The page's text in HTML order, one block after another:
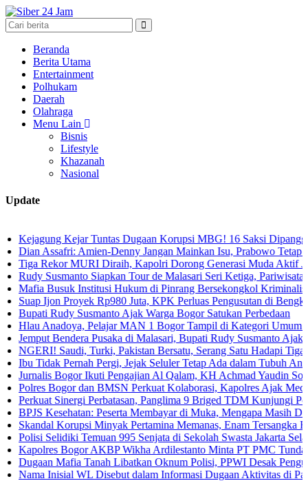
Beranda
Berita Utama
Entertainment
Polhukam
Daerah
Olahraga
Menu Lain
Bisnis
Lifestyle
Khazanah
Nasional
Update
Kejar Tuntas Dugaan Korupsi MBG! 16 Saksi Dipanggil, Dari
Amien-Denny Jangan Mainkan Isu, Prabowo Tetap
MURI Diraih, Kapolri Dorong Generasi Muda Aktif Jaga
Siapkan Tour de Malasari Seri Ketiga, Pariwisata Malasari
Busuk Institusi Hukum di Pinrang Bersekongkol Kriminalisasi Andi
Proyek Rp980 Juta, KPK Perluas Pengusutan di Bengkulu
Rudy Susmanto Ajak Warga Bogor Satukan Perbedaan
Pelajar MAN 1 Bogor Tampil di Kategori Umum Piala
Bendera Pusaka di Malasari, Bupati Rudy Susmanto Ajak Warga
Saudi, Turki, Pakistan Bersatu, Serang Satu Hadapi Tiga
Pernah Pergi, Jejak Seluler Tetap Ada dalam Tubuh Anak
Bogor Ikuti Pengajian Al Qalam, KH Achmad Yaudin Sogir dan
Bogor dan BMSN Perkuat Kolaborasi, Kapolres Ajak Media
Sinergi Perbatasan, Panglima 9 Briged TDM Kunjungi Pos Gabma
Kesehatan: Peserta Membayar di Muka, Mengapa Masih
Korupsi Minyak Pertamina Memanas, Enam Tersangka Resmi
Temuan 995 Senjata di Sekolah Swasta Jakarta Selatan
Bogor AKBP Wikha Ardilestanto Minta PT PMC Tunda Kegiatan
Mafia Tanah Libatkan Oknum Polisi, PPWI Desak Pengusutan
Inisial WL Disebut dalam Informasi Dugaan Aktivitas di Pantai